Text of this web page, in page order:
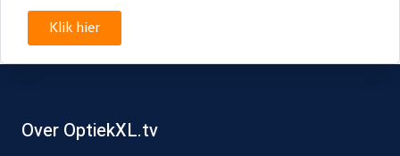
Klik hier
Over OptiekXL.tv